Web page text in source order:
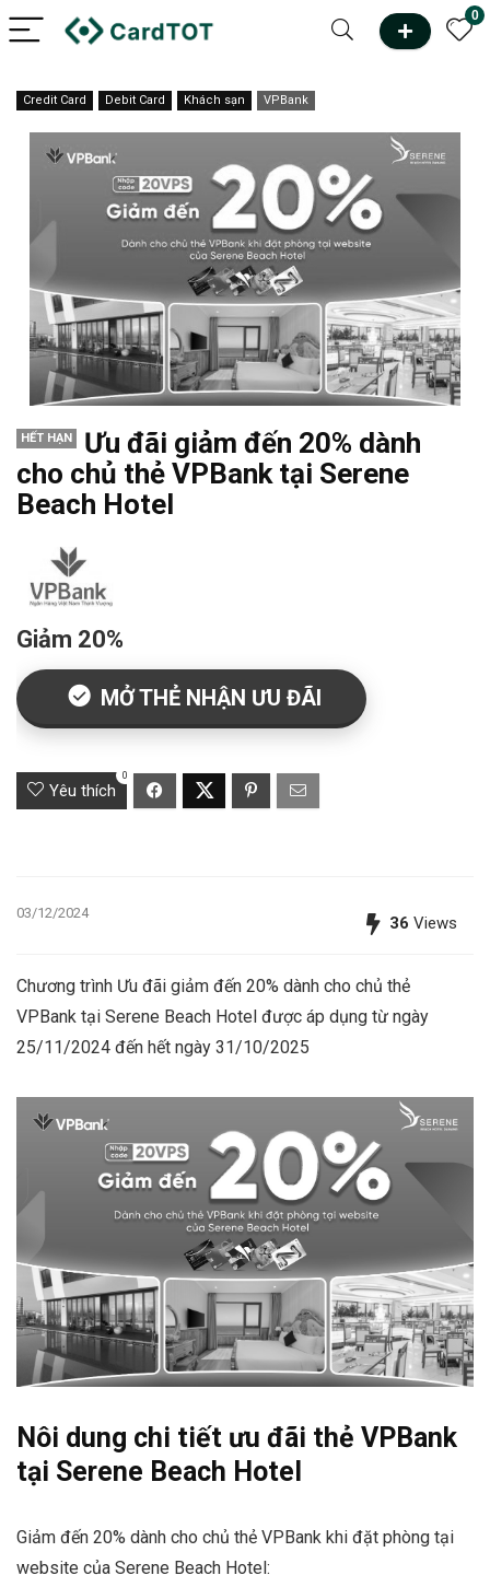
0
Credit Card Debit Card Khách sạn VPBank
HẾT HẠN
Ưu đãi giảm đến 20% dành
cho chủ thẻ VPBank tại Serene
Beach Hotel
Giảm 20%
MỞ THẺ NHẬN ƯU ĐÃI
Yêu thích
0
03/12/2024
36 Views
Chương trình Ưu đãi giảm đến 20% dành cho chủ thẻ
VPBank tại Serene Beach Hotel được áp dụng từ ngày
25/11/2024 đến hết ngày 31/10/2025
Nôi dung chi tiết ưu đãi thẻ VPBank
tại Serene Beach Hotel
Giảm đến 20% dành cho chủ thẻ VPBank khi đặt phòng tại
website của Serene Beach Hotel: